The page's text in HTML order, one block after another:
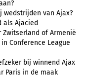
van Ajax?
als Ajacied
of Armenië
Conference League
bij winnend Ajax
Paris in de maak